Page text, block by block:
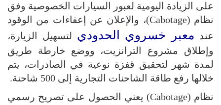
على الزيادة اليومية لعبور السيارات الخصوصية وفق
نظام (Cabotage)، والإعلان عن إعفاءات من الوقود
عند معبر خسروي الحدودي لتسهيل الزيارة،
وإطلاق مشروع الترانزيت، ووضع خارطة طريق
لمدة شهر لتحقيق قفزة نوعية في الصادرات، يتم
خلالها رفع طاقة الشاحنات التجارية إلى 500 شاحنة.
نظام (Cabotage) يعني الحصول على تصريح رسمي